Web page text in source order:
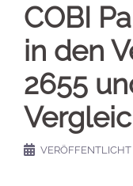
COBI
in den
2655
VERÖFFENTLICHT